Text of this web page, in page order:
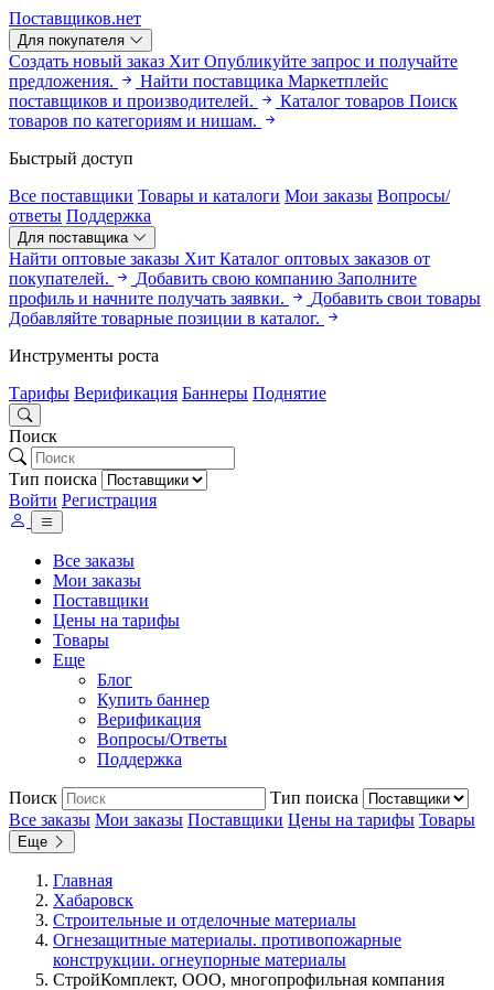
Поставщиков.нет
Для покупателя
Создать новый заказ Хит Опубликуйте запрос и получайте
предложения.
Найти поставщика Маркетплейс
поставщиков и производителей.
Каталог товаров Поиск
товаров по категориям и нишам.
Быстрый доступ
Все поставщики Товары и каталоги Мои заказы Вопросы/
ответы Поддержка
Для поставщика
Найти оптовые заказы Хит Каталог оптовых заказов от
покупателей.
Добавить свою компанию Заполните
профиль и начните получать заявки.
Добавить свои товары
Добавляйте товарные позиции в каталог.
Инструменты роста
Тарифы Верификация Баннеры Поднятие
Поиск
Тип поиска
Войти Регистрация
Все заказы
Мои заказы
Поставщики
Цены на тарифы
Товары
Еще
Блог
Купить баннер
Верификация
Вопросы/Ответы
Поддержка
Поиск
Тип поиска
Все заказы Мои заказы Поставщики Цены на тарифы Товары
Еще
Главная
Хабаровск
Строительные и отделочные материалы
Огнезащитные материалы. противопожарные
конструкции. огнеупорные материалы
СтройКомплект, ООО, многопрофильная компания